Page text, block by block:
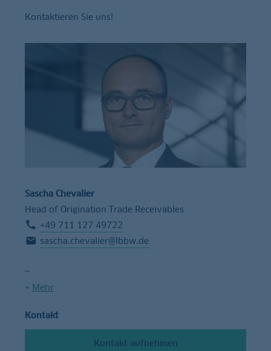
Kontaktieren Sie uns!
Sascha Chevalier
Head of Origination Trade Receivables
+49 711 127 49722
sascha.chevalier@lbbw.de
+ Mehr
Kontakt
Kontakt aufnehmen